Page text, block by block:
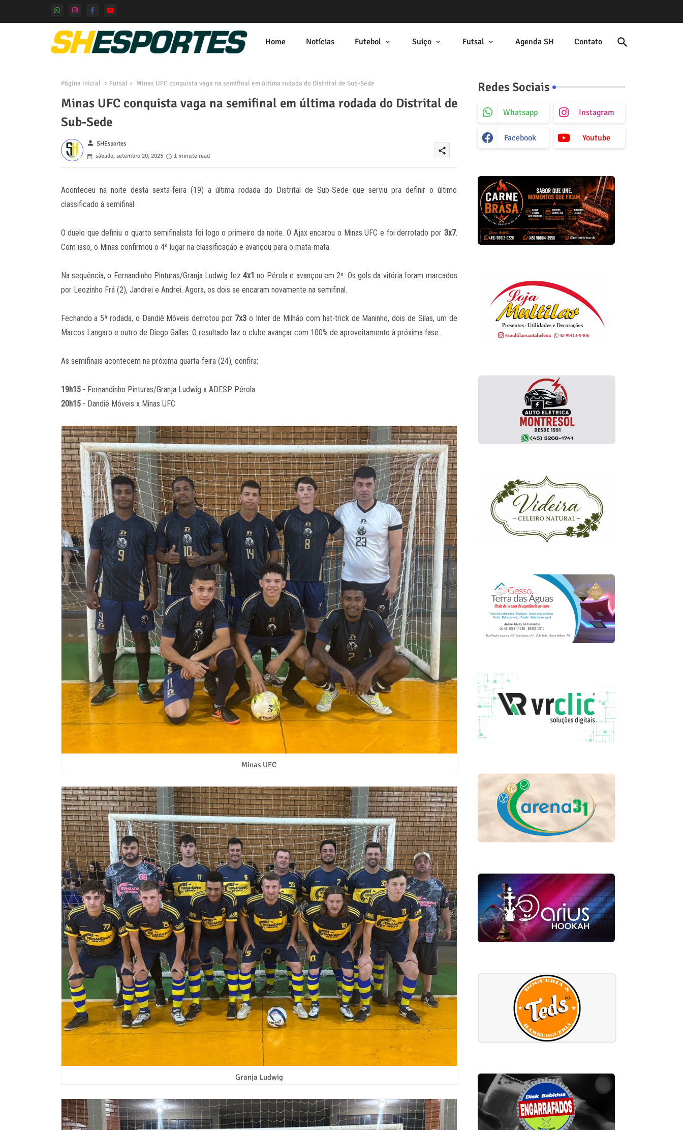
Home Notícias Futebol Suíço Futsal Agenda SH Contato
Página inicial Futsal Minas UFC conquista vaga na semifinal em última rodada do Distrital de Sub-Sede
Minas UFC conquista vaga na semifinal em última rodada do Distrital de
Sub-Sede
person SHEsportes
sábado, setembro 20, 2025
1 minute read
share
Aconteceu na noite desta sexta-feira (19) a última rodada do Distrital de Sub-Sede que serviu pra definir o último
classificado à semifinal.
O duelo que definiu o quarto semifinalista foi logo o primeiro da noite. O Ajax encarou o Minas UFC e foi derrotado por 3x7.
Com isso, o Minas confirmou o 4º lugar na classificação e avançou para o mata-mata.
Na sequência, o Fernandinho Pinturas/Granja Ludwig fez4x1 no Pérola e avançou em 2º. Os gols da vitória foram marcados
por Leozinho Frá (2), Jandrei e Andrei. Agora, os dois se encaram novamente na semifinal.
Fechando a 5ª rodada, o Dandiê Móveis derrotou por 7x3o Inter de Milhão com hat-trick de Maninho, dois de Silas, um de
Marcos Langaro e outro de Diego Gallas. O resultado faz o clube avançar com 100% de aproveitamento à próxima fase.
As semifinais acontecem na próxima quarta-feira (24), confira:
19h15- Fernandinho Pinturas/Granja Ludwig x ADESP Pérola
20h15- Dandiê Móveis x Minas UFC
Minas UFC
Granja Ludwig
Redes Sociais
Whatsapp Instagram
Facebook Youtube